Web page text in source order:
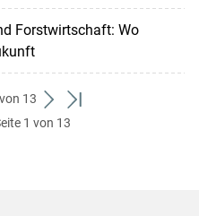
Forstwirtschaft: Wo
13
weiter
zum
zum
1 von 13